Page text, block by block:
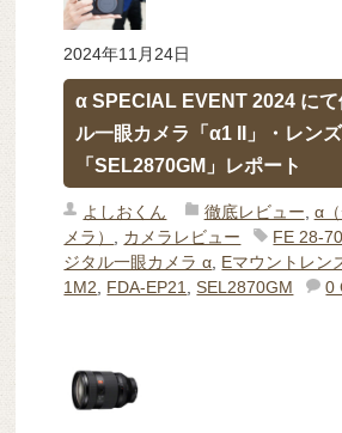
2024年11月24日
α SPECIAL EVENT 2024 にて
ル一眼カメラ「α1 II」・レンズ
「SEL2870GM」レポート
よしおくん 徹底レビュー, α
メラ） , カメラレビュー FE 28-
ジタル一眼カメラ α, Eマウントレン
1M2, FDA-EP21,SEL2870GM 0